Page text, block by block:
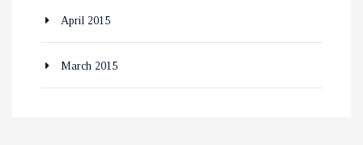
April 2015
March 2015